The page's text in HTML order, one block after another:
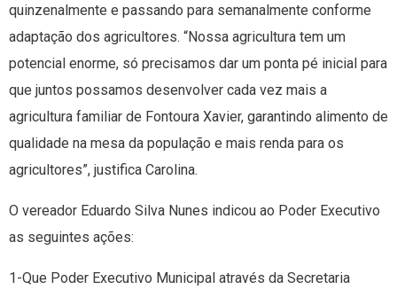
quinzenalmente e passando para semanalmente conforme
adaptação dos agricultores. “Nossa agricultura tem um
potencial enorme, só precisamos dar um ponta pé inicial para
que juntos possamos desenvolver cada vez mais a
agricultura familiar de Fontoura Xavier, garantindo alimento de
qualidade na mesa da população e mais renda para os
agricultores”, justifica Carolina.
O vereador Eduardo Silva Nunes indicou ao Poder Executivo
as seguintes ações:
1-Que Poder Executivo Municipal através da Secretaria